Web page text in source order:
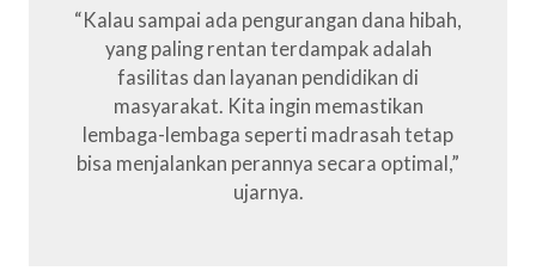
“Kalau sampai ada pengurangan dana hibah,
yang paling rentan terdampak adalah
fasilitas dan layanan pendidikan di
masyarakat. Kita ingin memastikan
lembaga-lembaga seperti madrasah tetap
bisa menjalankan perannya secara optimal,”
ujarnya.